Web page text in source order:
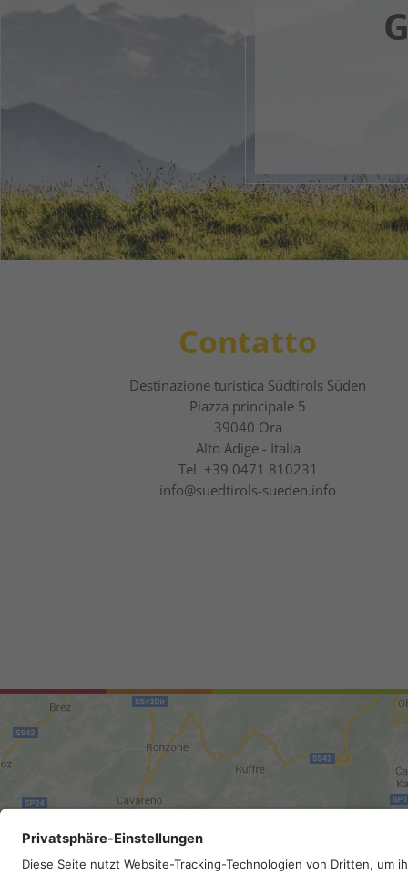
Il
1 2
Contatto
Destinazione turistica Südtirols Süden
Piazza principale 5
39040 Ora
Alto Adige - Italia
Tel. +39 0471 810231
info@suedtirols-sueden.info